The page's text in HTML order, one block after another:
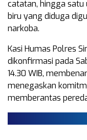
catatan, hingga satu
biru yang diduga
narkoba.
Kasi Humas Polres
dikonfirmasi pada
14.30 WIB,
menegaskan
memberantas